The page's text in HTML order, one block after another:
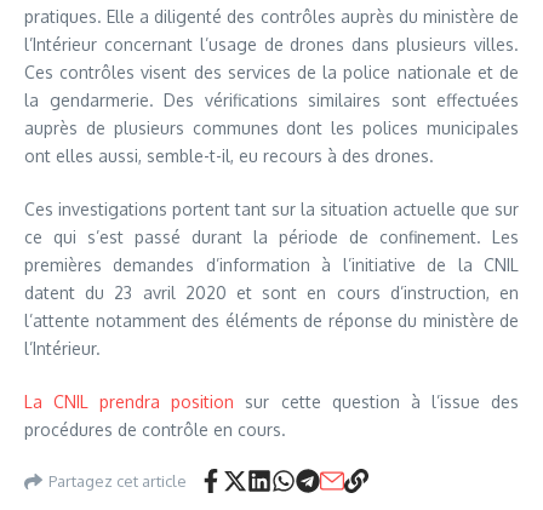
pratiques. Elle a diligenté des contrôles auprès du ministère de
l’Intérieur concernant l’usage de drones dans plusieurs villes.
Ces contrôles visent des services de la police nationale et de
la gendarmerie. Des vérifications similaires sont effectuées
auprès de plusieurs communes dont les polices municipales
ont elles aussi, semble-t-il, eu recours à des drones.
Ces investigations portent tant sur la situation actuelle que sur
ce qui s’est passé durant la période de confinement. Les
premières demandes d’information à l’initiative de la CNIL
datent du 23 avril 2020 et sont en cours d’instruction, en
l’attente notamment des éléments de réponse du ministère de
l’Intérieur.
La CNIL prendra position sur cette question à l’issue des
procédures de contrôle en cours.
Partagez cet article